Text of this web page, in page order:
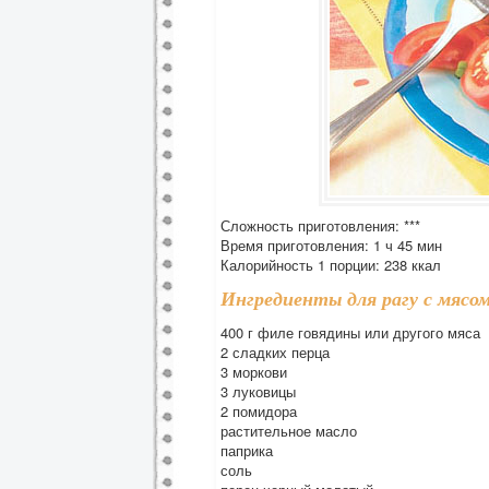
Сложность приготовления: ***
Время приготовления: 1 ч 45 мин
Калорийность 1 порции: 238 ккал
Ингредиенты для рагу с
400 г филе говядины или другого мяса
2 сладких перца
3 моркови
3 луковицы
2 помидора
растительное масло
паприка
соль